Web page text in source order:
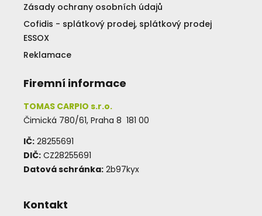
Zásady ochrany osobních údajů
Cofidis - splátkový prodej, splátkový prodej
ESSOX
Reklamace
Firemní informace
TOMAS CARPIO s.r.o.
Čimická 780/61, Praha 8 181 00
IČ: 28255691
DIČ: CZ28255691
Datová schránka: 2b97kyx
Kontakt